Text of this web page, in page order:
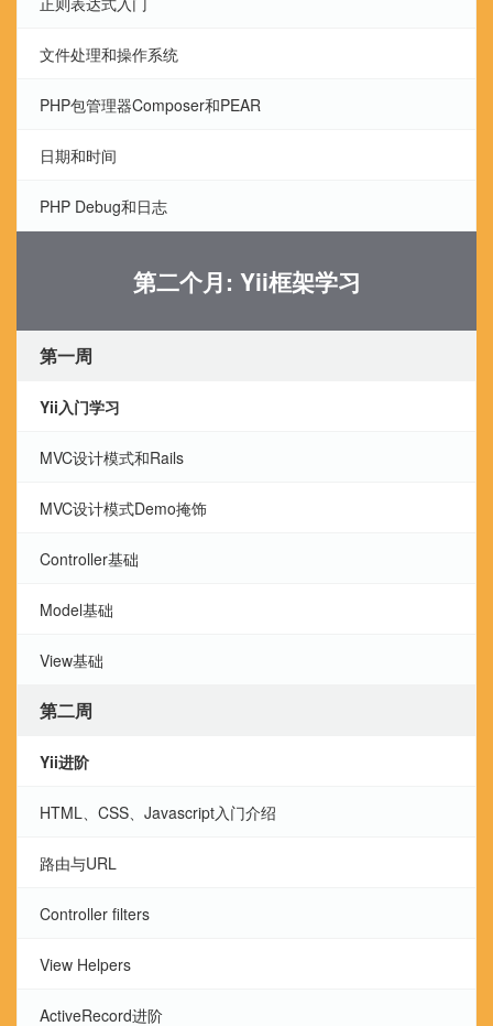
文件处理和操作系统
PHP包管理器Composer和PEAR
日期和时间
PHP Debug和日志
第二个月: Yii框架学习
第一周
Yii入门学习
MVC设计模式和Rails
MVC设计模式Demo掩饰
Controller基础
Model基础
View基础
第二周
Yii进阶
HTML、CSS、Javascript入门介绍
路由与URL
Controller filters
View Helpers
ActiveRecord进阶